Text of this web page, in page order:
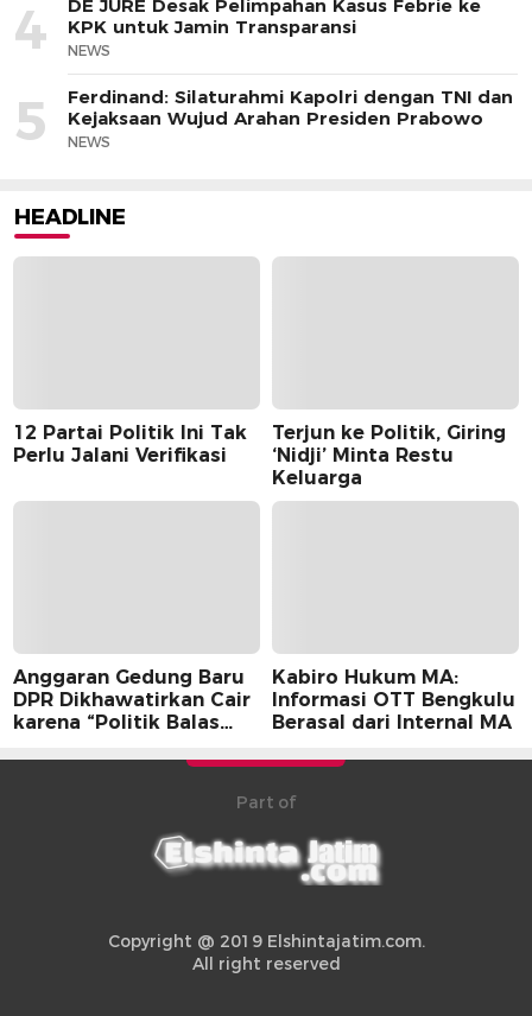
4
DE JURE Desak Pelimpahan Kasus Febrie ke
KPK untuk Jamin Transparansi
NEWS
5
Ferdinand: Silaturahmi Kapolri dengan TNI dan
Kejaksaan Wujud Arahan Presiden Prabowo
NEWS
HEADLINE
12 Partai Politik Ini Tak
Perlu Jalani Verifikasi
Terjun ke Politik, Giring
‘Nidji’ Minta Restu
Keluarga
Anggaran Gedung Baru
DPR Dikhawatirkan Cair
karena “Politik Balas
Kabiro Hukum MA:
Informasi OTT Bengkulu
Berasal dari Internal MA
Part of
Copyright @ 2019 Elshintajatim.com.
All right reserved